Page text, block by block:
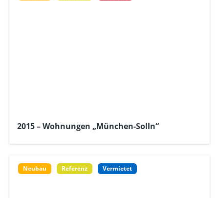
2015 – Wohnungen „München-Solln“
Neubau Referenz Vermietet